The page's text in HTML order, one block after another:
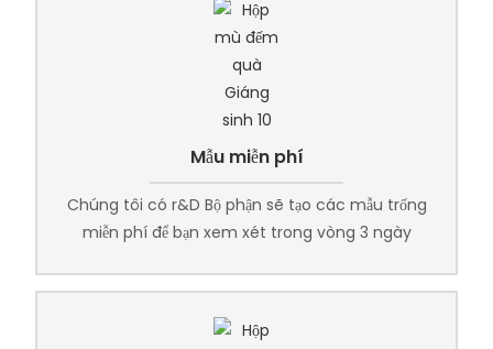
Mẫu miễn phí
Chúng tôi có r&D Bộ phận sẽ tạo các mẫu trống
miễn phí để bạn xem xét trong vòng 3 ngày